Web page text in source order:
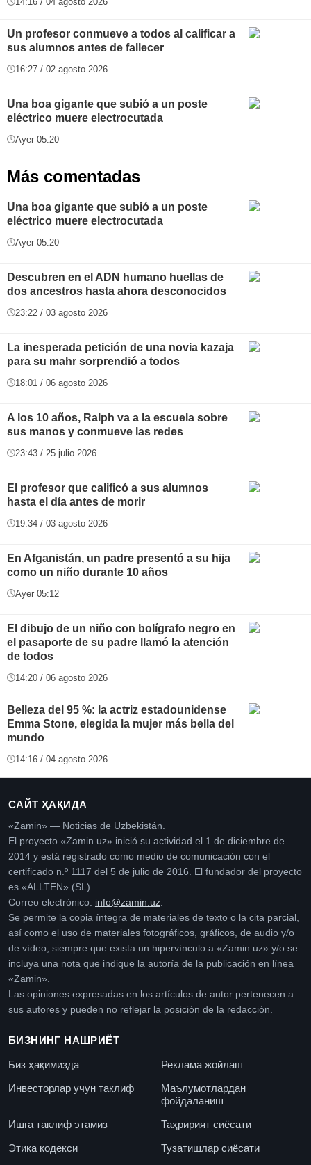
Un profesor conmueve a todos al calificar a
sus alumnos antes de fallecer
16:27 / 02 agosto 2026
Una boa gigante que subió a un poste
eléctrico muere electrocutada
Ayer 05:20
Más comentadas
Una boa gigante que subió a un poste
eléctrico muere electrocutada
Ayer 05:20
Descubren en el ADN humano huellas de
dos ancestros hasta ahora desconocidos
23:22 / 03 agosto 2026
La inesperada petición de una novia kazaja
para su mahr sorprendió a todos
18:01 / 06 agosto 2026
A los 10 años, Ralph va a la escuela sobre
sus manos y conmueve las redes
23:43 / 25 julio 2026
El profesor que calificó a sus alumnos
hasta el día antes de morir
19:34 / 03 agosto 2026
En Afganistán, un padre presentó a su hija
como un niño durante 10 años
Ayer 05:12
El dibujo de un niño con bolígrafo negro en
el pasaporte de su padre llamó la atención
de todos
14:20 / 06 agosto 2026
Belleza del 95 %: la actriz estadounidense
Emma Stone, elegida la mujer más bella del
mundo
14:16 / 04 agosto 2026
САЙТ ҲАҚИДА
«Zamin» — Noticias de Uzbekistán.
El proyecto «Zamin.uz» inició su actividad el 1 de diciembre de
2014 y está registrado como medio de comunicación con el
certificado n.º 1117 del 5 de julio de 2016. El fundador del proyecto
es «ALLTEN» (SL).
Correo electrónico: info@zamin.uz
Se permite la copia íntegra de materiales de texto o la cita parcial,
así como el uso de materiales fotográficos, gráficos, de audio y/o
de vídeo, siempre que exista un hipervínculo a «Zamin.uz» y/o se
incluya una nota que indique la autoría de la publicación en línea
«Zamin».
Las opiniones expresadas en los artículos de autor pertenecen a
sus autores y pueden no reflejar la posición de la redacción.
БИЗНИНГ НАШРИЁТ
Биз ҳақимизда
Реклама жойлаш
Инвесторлар учун таклиф
Маълумотлардан
фойдаланиш
Ишга таклиф этамиз
Таҳририят сиёсати
Этика кодекси
Тузатишлар сиёсати